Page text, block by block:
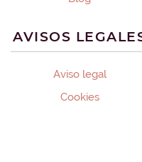
AVISOS
Aviso legal
Cookies